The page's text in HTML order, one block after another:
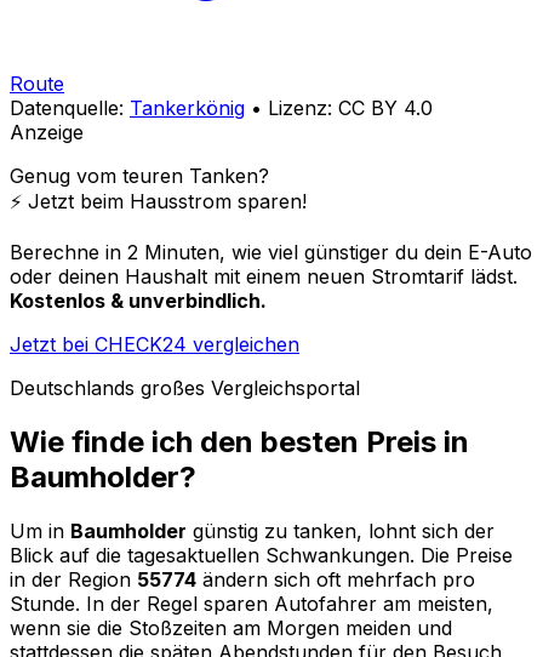
Route
Datenquelle: Tankerkönig • Lizenz: CC BY 4.0
Anzeige
Genug vom teuren Tanken?
⚡️ Jetzt beim Hausstrom sparen!
Berechne in 2 Minuten, wie viel günstiger du dein E-Auto
oder deinen Haushalt mit einem neuen Stromtarif lädst.
Kostenlos & unverbindlich.
Jetzt bei CHECK24 vergleichen
Deutschlands großes Vergleichsportal
Wie finde ich den besten Preis in
Baumholder?
Um in Baumholder günstig zu tanken, lohnt sich der
Blick auf die tagesaktuellen Schwankungen. Die Preise
in der Region 55774 ändern sich oft mehrfach pro
Stunde. In der Regel sparen Autofahrer am meisten,
wenn sie die Stoßzeiten am Morgen meiden und
stattdessen die späten Abendstunden für den Besuch